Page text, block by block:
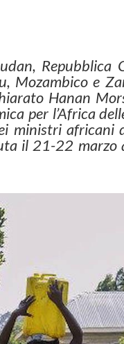
Mozambico e
Hanan
per l’Africa
ministri africani
il 21-22